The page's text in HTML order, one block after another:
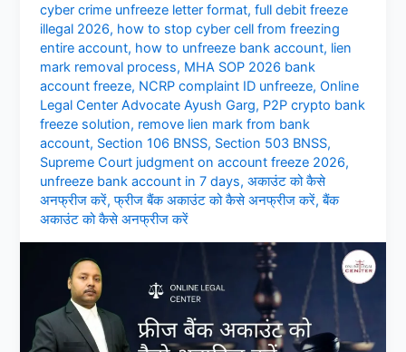
cyber crime unfreeze letter format,full debit freeze
illegal 2026, how to stop cyber cell from freezing
entire account, how to unfreeze bank account, lien
mark removal process, MHA SOP 2026 bank
account freeze, NCRP complaint ID unfreeze,Online
Legal Center Advocate Ayush Garg, P2P crypto bank
freeze solution, remove lien mark from bank
account, Section 106 BNSS, Section 503 BNSS,
Supreme Court judgment on account freeze 2026,
unfreeze bank account in 7 days,अकाउंट को कैसे
अनफ्रीज करें,फ्रीज बैंक अकाउंट को कैसे अनफ्रीज करें,बैंक
अकाउंट को कैसे अनफ्रीज करें